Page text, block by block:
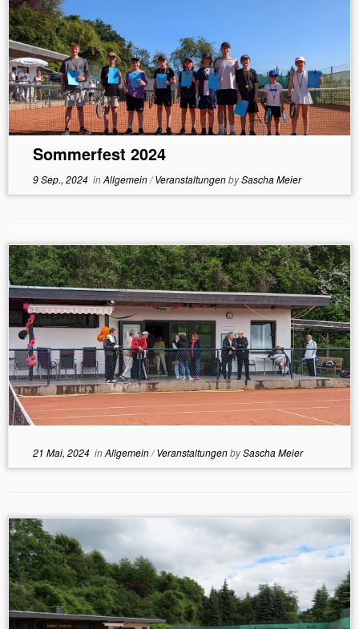
Sommerfest 2024
9 Sep., 2024inAllgemein/VeranstaltungenbySascha Meier
21 Mai, 2024inAllgemein/VeranstaltungenbySascha Meier